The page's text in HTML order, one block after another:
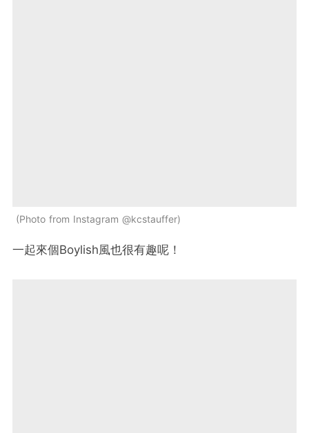
Photo from Instagram @kcstauffer
一起來個Boylish風也很有趣呢！